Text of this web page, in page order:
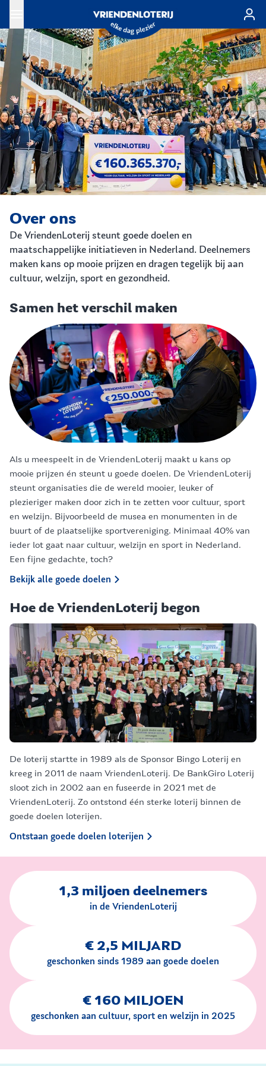
Ga naar de hoofdinhoud
Over ons
De VriendenLoterij steunt goede doelen en
maatschappelijke initiatieven in Nederland. Deelnemers
maken kans op mooie prijzen en dragen tegelijk bij aan
cultuur, welzijn, sport en gezondheid.
Samen het verschil maken
Als u meespeelt in de VriendenLoterij maakt u kans op
mooie prijzen én steunt u goede doelen. De VriendenLoterij
steunt organisaties die de wereld mooier, leuker of
plezieriger maken door zich in te zetten voor cultuur, sport
en welzijn. Bijvoorbeeld de musea en monumenten in de
buurt of de plaatselijke sportvereniging. Minimaal 40% van
ieder lot gaat naar cultuur, welzijn en sport in Nederland.
Een fijne gedachte, toch?
Bekijk alle goede doelen
Hoe de VriendenLoterij begon
De loterij startte in 1989 als de Sponsor Bingo Loterij en
kreeg in 2011 de naam VriendenLoterij. De BankGiro Loterij
sloot zich in 2002 aan en fuseerde in 2021 met de
VriendenLoterij. Zo ontstond één sterke loterij binnen de
goede doelen loterijen.
Ontstaan goede doelen loterijen
1,3 miljoen deelnemers
in de VriendenLoterij
€ 2,5 MILJARD
geschonken sinds 1989 aan goede doelen
€ 160 MILJOEN
geschonken aan cultuur, sport en welzijn in 2025